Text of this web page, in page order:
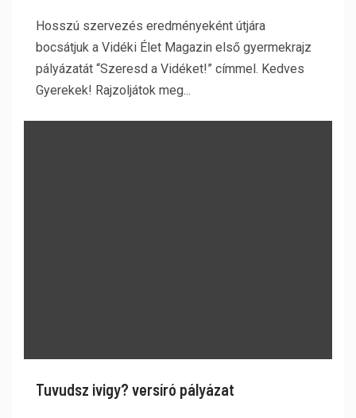
Hosszú szervezés eredményeként útjára
bocsátjuk a Vidéki Élet Magazin első gyermekrajz
pályázatát “Szeresd a Vidéket!” címmel. Kedves
Gyerekek! Rajzoljátok meg...
Tuvudsz ivigy? versíró pályázat